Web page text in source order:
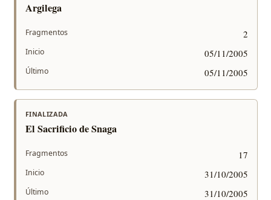
Argilega
Fragmentos 2
Inicio 05/11/2005
Último 05/11/2005
FINALIZADA
El Sacrificio de Snaga
Fragmentos 17
Inicio 31/10/2005
Último 31/10/2005